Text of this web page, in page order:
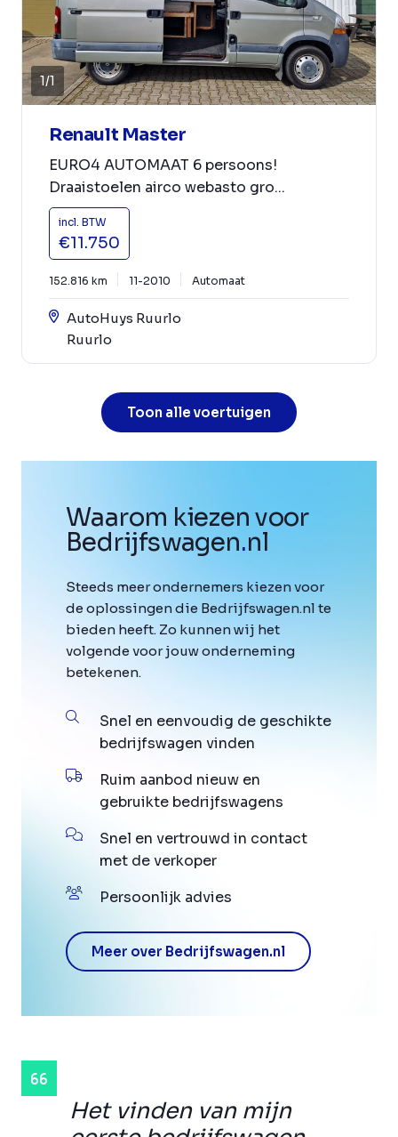
1/1
Renault Master
EURO4 AUTOMAAT 6 persoons!
Draaistoelen airco webasto gro...
incl. BTW
€11.750
152.816 km 11-2010 Automaat
AutoHuys Ruurlo
Ruurlo
Toon alle voertuigen
Het vinden van mijn
Waarom kiezen voor
Bedrijfswagen.nl
Steeds meer ondernemers kiezen voor
de oplossingen die Bedrijfswagen.nl te
bieden heeft. Zo kunnen wij het
volgende voor jouw onderneming
betekenen.
Snel en eenvoudig de geschikte
bedrijfswagen vinden
Ruim aanbod nieuw en
gebruikte bedrijfswagens
Snel en vertrouwd in contact
met de verkoper
Persoonlijk advies
Meer over Bedrijfswagen.nl